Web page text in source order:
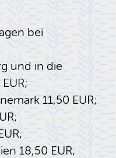
bei
und in die
11,50 EUR;
18,50 EUR;